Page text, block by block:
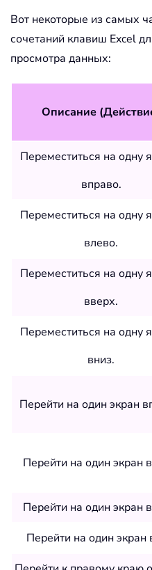
Вот некоторые из самых
сочетаний клавиш Excel
просмотра данных:
Описание
Переместиться на одну
вправо.
Переместиться на одну
влево.
Переместиться на одну
вверх.
Переместиться на одну
вниз.
Перейти на один экран
Перейти на один экран
Перейти на один экран
Перейти на один экран